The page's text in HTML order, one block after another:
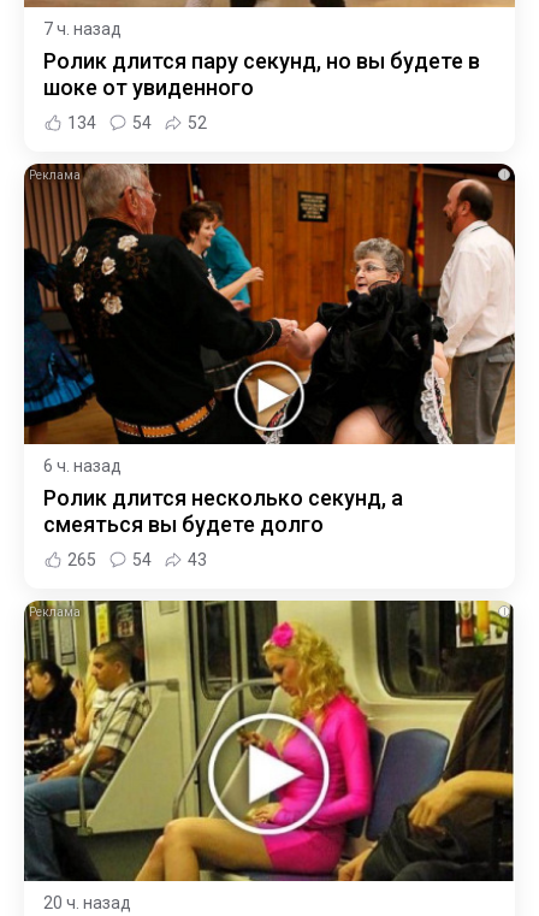
7 ч. назад
Ролик длится пару секунд, но вы будете в
шоке от увиденного
134 54 52
i
6 ч. назад
Ролик длится несколько секунд, а
смеяться вы будете долго
265 54 43
i
20 ч. назад